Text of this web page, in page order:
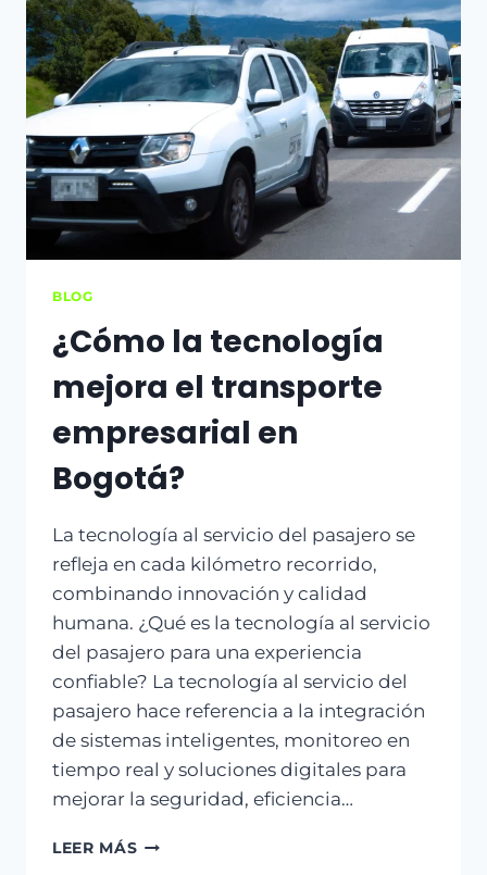
BLOG
¿Cómo la tecnología
mejora el transporte
empresarial en
Bogotá?
La tecnología al servicio del pasajero se
refleja en cada kilómetro recorrido,
combinando innovación y calidad
humana. ¿Qué es la tecnología al servicio
del pasajero para una experiencia
confiable? La tecnología al servicio del
pasajero hace referencia a la integración
de sistemas inteligentes, monitoreo en
tiempo real y soluciones digitales para
mejorar la seguridad, eficiencia…
LEER MÁS